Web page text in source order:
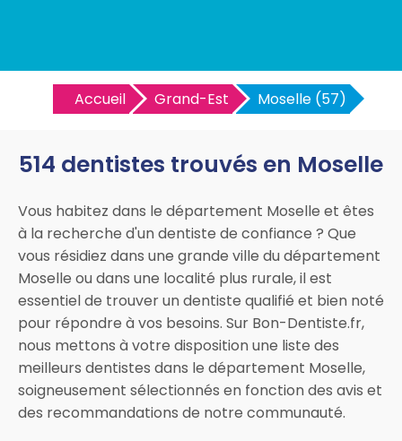
Accueil Grand-Est Moselle (57)
514 dentistes trouvés en Moselle
Vous habitez dans le département Moselle et êtes
à la recherche d'un dentiste de confiance ? Que
vous résidiez dans une grande ville du département
Moselle ou dans une localité plus rurale, il est
essentiel de trouver un dentiste qualifié et bien noté
pour répondre à vos besoins. Sur Bon-Dentiste.fr,
nous mettons à votre disposition une liste des
meilleurs dentistes dans le département Moselle,
soigneusement sélectionnés en fonction des avis et
des recommandations de notre communauté.